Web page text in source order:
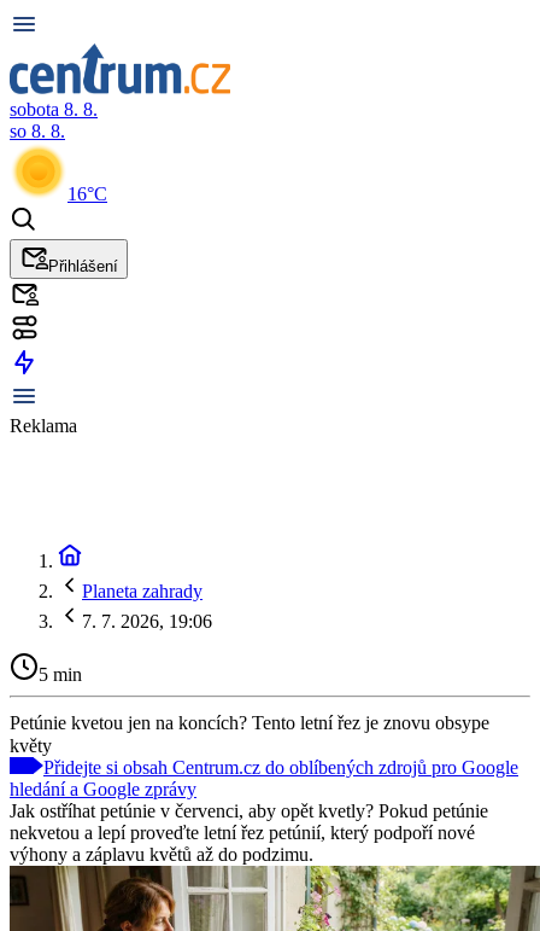
sobota 8. 8.
so 8. 8.
16°C
Přihlášení
Reklama
Planeta zahrady
7. 7. 2026, 19:06
5 min
Petúnie kvetou jen na koncích? Tento letní řez je znovu obsype
květy
Přidejte si obsah Centrum.cz do oblíbených zdrojů pro Google
hledání a Google zprávy
Jak ostříhat petúnie v červenci, aby opět kvetly? Pokud petúnie
nekvetou a lepí proveďte letní řez petúnií, který podpoří nové
výhony a záplavu květů až do podzimu.